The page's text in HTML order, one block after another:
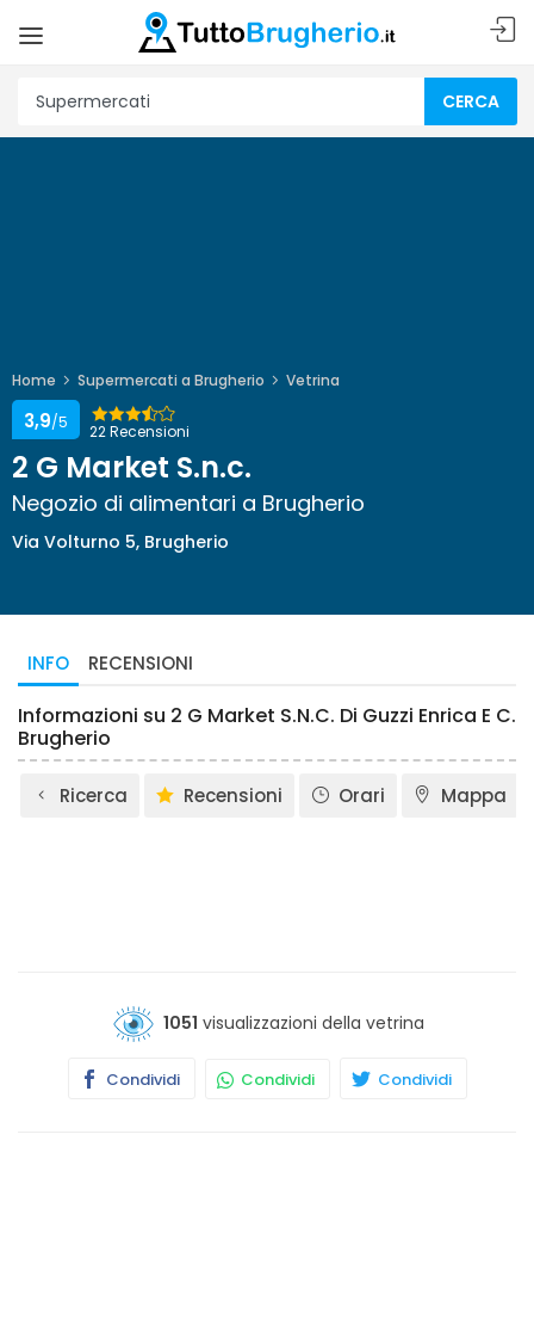
CERCA
Home Supermercati a Brugherio Vetrina
22 Recensioni
3,9/5
2 G Market S.n.c.
Negozio di alimentari a Brugherio
Via Volturno 5, Brugherio
INFO RECENSIONI
Informazioni su 2 G Market S.N.C. Di Guzzi Enrica E C.
Brugherio
Ricerca Recensioni Orari Mappa
1051 visualizzazioni della vetrina
Condividi Condividi Condividi